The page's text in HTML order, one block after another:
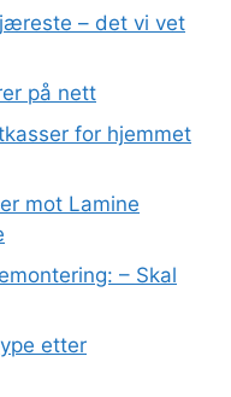
– det vi vet
på nett
for hjemmet
mot Lamine
– Skal
etter